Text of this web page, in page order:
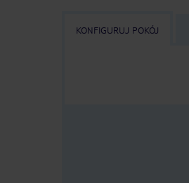
KONFIGURUJ POKÓJ